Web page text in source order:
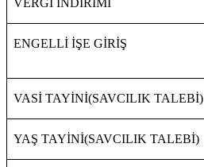
VERGİ İNDİRİMİ
ENGELLİ İŞE GİRİŞ
VASİ TAYİNİ(SAVCILIK TALEBİ)
YAŞ TAYİNİ(SAVCILIK TALEBİ)